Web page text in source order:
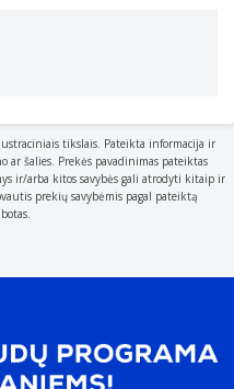
so that it can be
product e.g. mains
tikslais. Pateikta informacija ir
ar šalies. Prekės pavadinimas pateiktas
ir/arba kitos savybės gali atrodyti kitaip ir
prekių savybėmis pagal pateiktą